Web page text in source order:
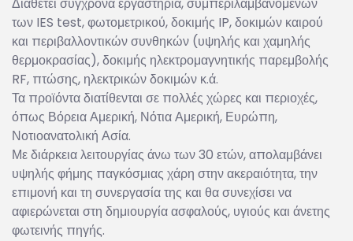
Διαθέτει σύγχρονα εργαστήρια, συμπεριλαμβανομένων
των IES test, φωτομετρικού, δοκιμής IP, δοκιμών καιρού
και περιβαλλοντικών συνθηκών (υψηλής και χαμηλής
θερμοκρασίας), δοκιμής ηλεκτρομαγνητικής παρεμβολής
RF, πτώσης, ηλεκτρικών δοκιμών κ.ά.
Τα προϊόντα διατίθενται σε πολλές χώρες και περιοχές,
όπως Βόρεια Αμερική, Νότια Αμερική, Ευρώπη,
Νοτιοανατολική Ασία.
Με διάρκεια λειτουργίας άνω των 30 ετών, απολαμβάνει
υψηλής φήμης παγκόσμιας χάρη στην ακεραιότητα, την
επιμονή και τη συνεργασία της και θα συνεχίσει να
αφιερώνεται στη δημιουργία ασφαλούς, υγιούς και άνετης
φωτεινής πηγής.